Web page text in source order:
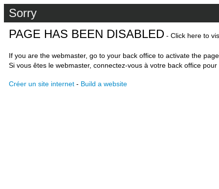
Sorry
PAGE HAS BEEN DISABLED - Click here to
If you are the webmaster, go to your back office to activate the
Si vous êtes le webmaster, connectez-vous à votre back office
Créer un site internet - Build a website